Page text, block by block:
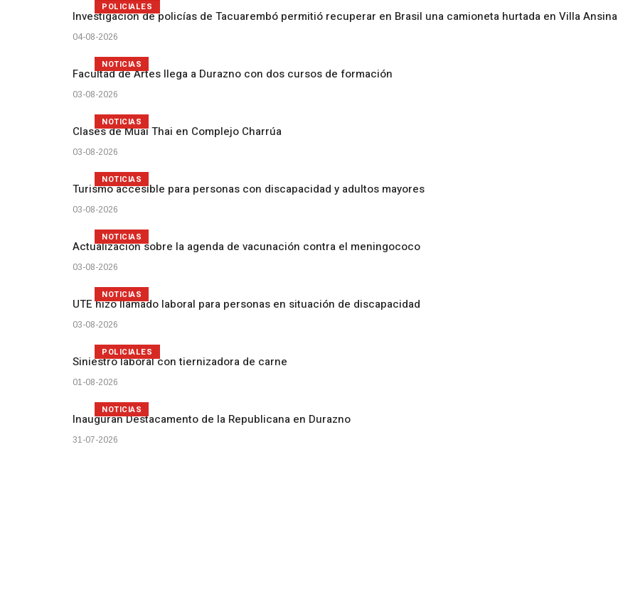
Investigación de policías de Tacuarembó permitió recuperar en Brasil una camioneta hurtada en Villa Ansina
04-08-2026
POLICIALES
Facultad de Artes llega a Durazno con dos cursos de formación
03-08-2026
NOTICIAS
Clases de Muai Thai en Complejo Charrúa
03-08-2026
NOTICIAS
Turismo accesible para personas con discapacidad y adultos mayores
03-08-2026
NOTICIAS
Actualización sobre la agenda de vacunación contra el meningococo
03-08-2026
NOTICIAS
UTE hizo llamado laboral para personas en situación de discapacidad
03-08-2026
NOTICIAS
Siniestro laboral con tiernizadora de carne
01-08-2026
POLICIALES
Inauguran Destacamento de la Republicana en Durazno
31-07-2026
NOTICIAS